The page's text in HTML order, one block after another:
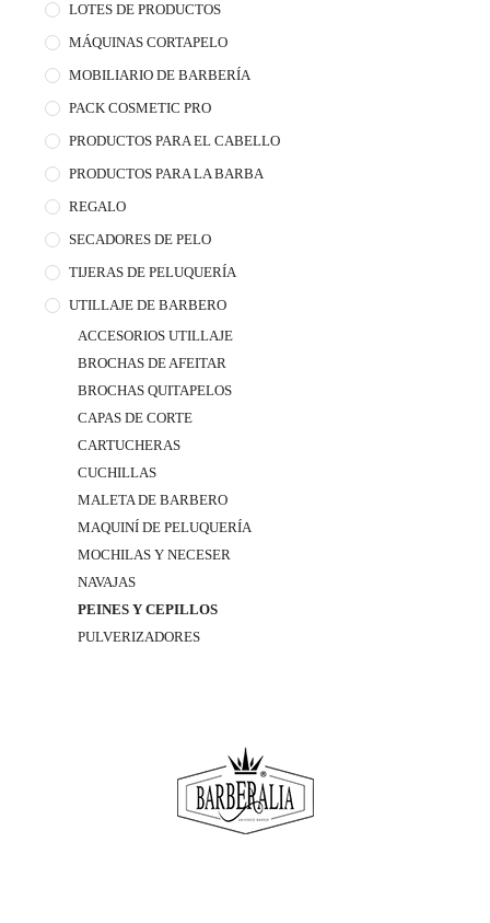
LOTES DE PRODUCTOS
MÁQUINAS CORTAPELO
MOBILIARIO DE BARBERÍA
PACK COSMETIC PRO
PRODUCTOS PARA EL CABELLO
PRODUCTOS PARA LA BARBA
REGALO
SECADORES DE PELO
TIJERAS DE PELUQUERÍA
UTILLAJE DE BARBERO
ACCESORIOS UTILLAJE
BROCHAS DE AFEITAR
BROCHAS QUITAPELOS
CAPAS DE CORTE
CARTUCHERAS
CUCHILLAS
MALETA DE BARBERO
MAQUINÍ DE PELUQUERÍA
MOCHILAS Y NECESER
NAVAJAS
PEINES Y CEPILLOS
PULVERIZADORES